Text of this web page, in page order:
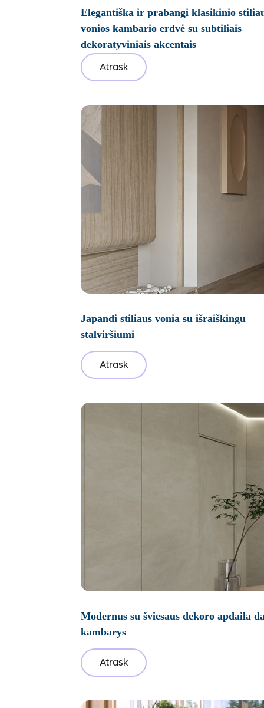
Elegantiška ir prabangi klasikinio
vonios kambario erdvė su subtiliais
dekoratyviniais akcentais
Atrask
Japandi stiliaus vonia su išraiškingu
stalviršiumi
Atrask
Modernus su šviesaus dekoro apdaila
kambarys
Atrask